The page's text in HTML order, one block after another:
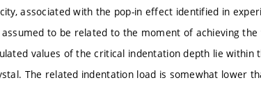
associated with the pop-in effect identified in
to be related to the moment of achieving
values of the critical indentation depth lie within
The related indentation load is somewhat lower